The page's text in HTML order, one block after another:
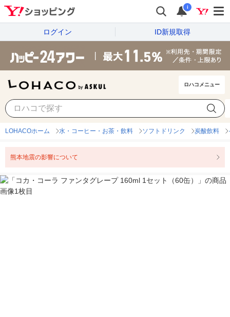
i
ログイン ID新規取得
ロハコメニュー
LOHACOホーム 水・コーヒー・お茶・飲料 ソフトドリンク 炭酸飲料
熊本地震の影響について